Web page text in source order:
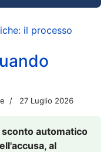
il processo
27 Luglio 2026
automatico
al